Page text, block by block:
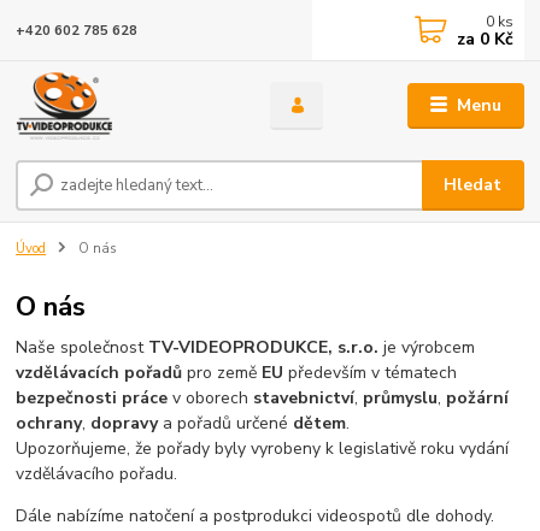
Menu
Hledat
+420 602 785 628 0 ks
za 0 Kč
Úvod O nás
O nás
Naše společnost TV-VIDEOPRODUKCE, s.r.o. je výrobcem
vzdělávacích pořadů pro země EU především v tématech
bezpečnosti práce v oborech stavebnictví, průmyslu, požární
ochrany, dopravya pořadů určené dětem.
Upozorňujeme, že pořady byly vyrobeny k legislativě roku vydání
vzdělávacího pořadu.
Dále nabízíme natočení a postprodukci videospotů dle dohody.